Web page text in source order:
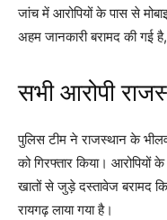
जांच में आरोपियों के पास से
अहम जानकारी बरामद की गई
सभी आरोपी
पुलिस टीम ने राजस्थान के
को गिरफ्तार किया।
खातों से जुड़े दस्तावेज बरामद
रायगढ़ लाया गया है।